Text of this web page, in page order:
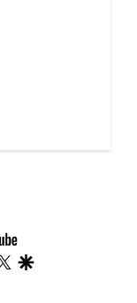
youtube-
footer
twitter